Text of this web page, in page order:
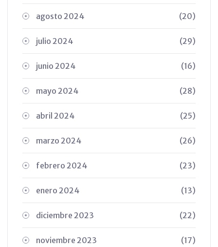
agosto 2024 (20)
julio 2024 (29)
junio 2024 (16)
mayo 2024 (28)
abril 2024 (25)
marzo 2024 (26)
febrero 2024 (23)
enero 2024 (13)
diciembre 2023 (22)
noviembre 2023 (17)